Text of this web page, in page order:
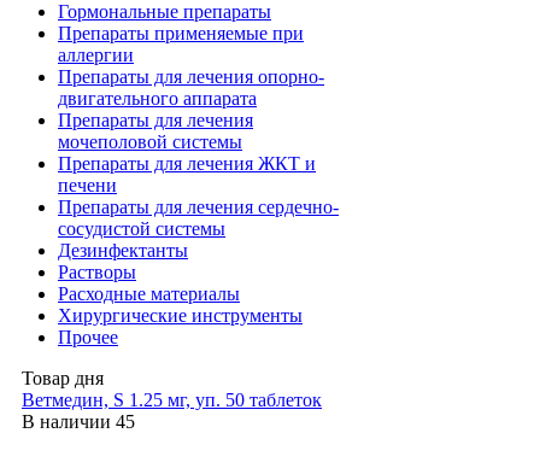
Гормональные препараты
Препараты применяемые при
аллергии
Препараты для лечения опорно-
двигательного аппарата
Препараты для лечения
мочеполовой системы
Препараты для лечения ЖКТ и
печени
Препараты для лечения сердечно-
сосудистой системы
Дезинфектанты
Растворы
Расходные материалы
Хирургические инструменты
Прочее
Товар дня
Ветмедин, S 1.25 мг, уп. 50 таблеток
В наличии 45